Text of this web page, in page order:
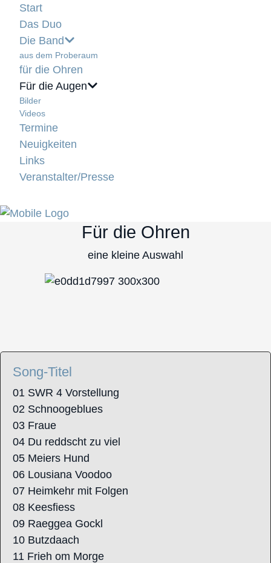
Start
Das Duo
Die Band
aus dem Proberaum
für die Ohren
Für die Augen
Bilder
Videos
Termine
Neuigkeiten
Links
Veranstalter/Presse
Für die Ohren
eine kleine Auswahl
Song-Titel
01 SWR 4 Vorstellung
02 Schnoogeblues
03 Fraue
04 Du reddscht zu viel
05 Meiers Hund
06 Lousiana Voodoo
07 Heimkehr mit Folgen
08 Keesfiess
09 Raeggea Gockl
10 Butzdaach
11 Frieh om Morge